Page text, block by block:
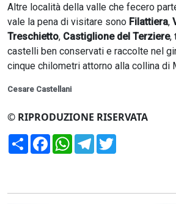
Altre località della valle che fecero
vale la pena di visitare sono Filattiera,
Treschietto, Castiglione del Terziere,
castelli ben conservati e raccolte nel
cinque chilometri attorno alla collina di
Cesare Castellani
© RIPRODUZIONE RISERVATA
CondividiFacebookWhatsApp
Telegram